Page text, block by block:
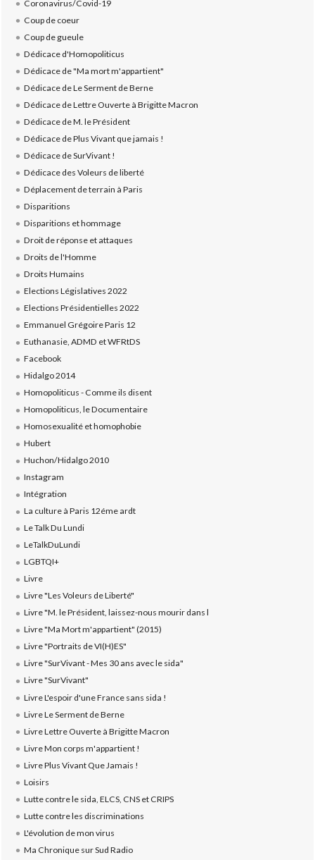
Coronavirus/Covid-19
Coup de coeur
Coup de gueule
Dédicace d'Homopoliticus
Dédicace de "Ma mort m'appartient"
Dédicace de Le Serment de Berne
Dédicace de Lettre Ouverte à Brigitte Macron
Dédicace de M. le Président
Dédicace de Plus Vivant que jamais !
Dédicace de SurVivant !
Dédicace des Voleurs de liberté
Déplacement de terrain à Paris
Disparitions
Disparitions et hommage
Droit de réponse et attaques
Droits de l'Homme
Droits Humains
Elections Législatives 2022
Elections Présidentielles 2022
Emmanuel Grégoire Paris 12
Euthanasie, ADMD et WFRtDS
Facebook
Hidalgo 2014
Homopoliticus - Comme ils disent
Homopoliticus, le Documentaire
Homosexualité et homophobie
Hubert
Huchon/Hidalgo 2010
Instagram
Intégration
La culture à Paris 12éme ardt
Le Talk Du Lundi
LeTalkDuLundi
LGBTQI+
Livre
Livre "Les Voleurs de Liberté"
Livre "M. le Président, laissez-nous mourir dans l
Livre "Ma Mort m'appartient" (2015)
Livre "Portraits de VI(H)ES"
Livre "SurVivant - Mes 30 ans avec le sida"
Livre "SurVivant"
Livre L'espoir d'une France sans sida !
Livre Le Serment de Berne
Livre Lettre Ouverte à Brigitte Macron
Livre Mon corps m'appartient !
Livre Plus Vivant Que Jamais !
Loisirs
Lutte contre le sida, ELCS, CNS et CRIPS
Lutte contre les discriminations
L'évolution de mon virus
Ma Chronique sur Sud Radio